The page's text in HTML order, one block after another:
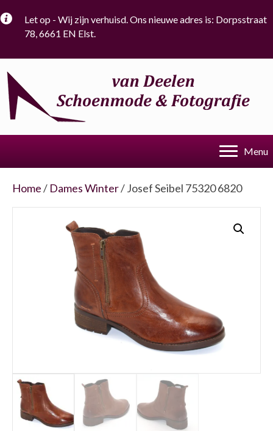
Let op - Wij zijn verhuisd. Ons nieuwe adres is: Dorpsstraat
78, 6661 EN Elst.
Menu
Home/ Dames Winter/ Josef Seibel 75320 6820